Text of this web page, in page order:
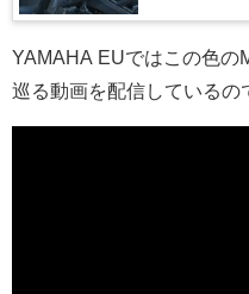
YAMAHA EUではこの色の
巡る動画を配信しているの